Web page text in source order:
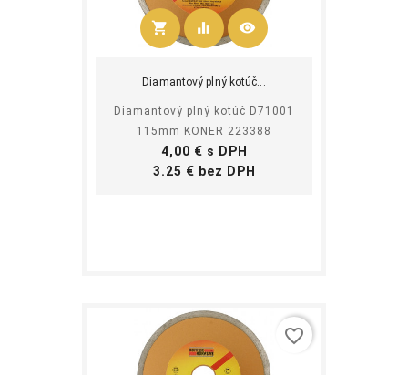
shopping_cart
Kúpiť
equalizer visibility
Diamantový plný kotúč...
Diamantový plný kotúč D71001
115mm KONER 223388
Cena
4,00 € s DPH
3.25 € bez DPH
favorite_border